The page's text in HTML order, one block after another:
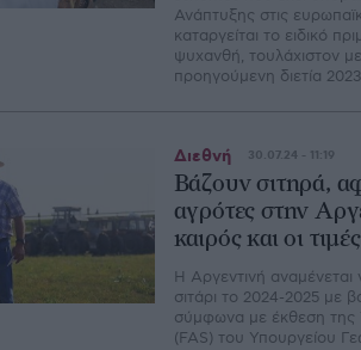
Ανάπτυξης στις
καταργείται το ειδικό
ψυχανθή, τουλάχιστον
προηγούμενη διετία
Διεθνή 30.07.24 - 11:19
Βάζουν σιτηρά,
αγρότες στην
καιρός και οι τιμές
Η Αργεντινή αναμένεται
σιτάρι το 2024-2025 με
σύμφωνα με έκθεση της
(FAS) του Υπουργείου